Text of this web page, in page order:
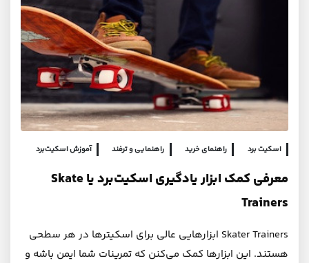
اسکیت برد راهنمای خرید راهنمایی و ترفند آموزش اسکیت‌برد
معرفی کمک ابزار یادگیری اسکیت‌برد یا Skate
Trainers
Skater Trainers ابزارهایی عالی برای اسکیترها در هر سطحی
هستند. این ابزارها کمک می‌کنن که تمرینات شما ایمن باشه و